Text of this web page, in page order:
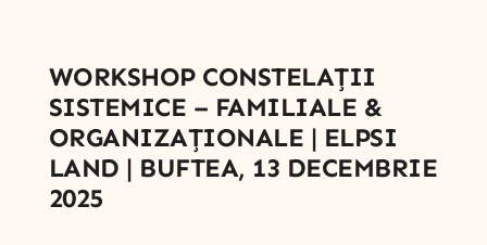
WORKSHOP CONSTELAȚII
SISTEMICE – FAMILIALE &
ORGANIZAȚIONALE | ELPSI
LAND | BUFTEA, 13 DECEMBRIE
2025